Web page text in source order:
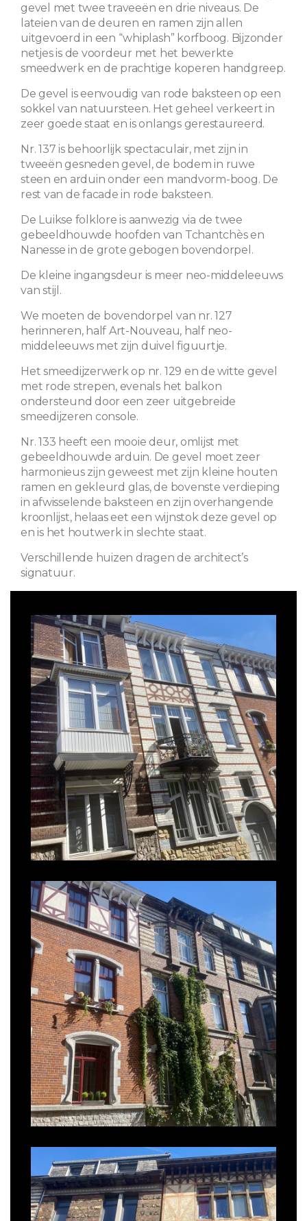
gevel met twee traveeën en drie niveaus. De
lateien van de deuren en ramen zijn allen
uitgevoerd in een “whiplash” korfboog. Bijzonder
netjes is de voordeur met het bewerkte
smeedwerk en de prachtige koperen handgreep.
De gevel is eenvoudig van rode baksteen op een
sokkel van natuursteen. Het geheel verkeert in
zeer goede staat en is onlangs gerestaureerd.
Nr. 137 is behoorlijk spectaculair, met zijn in
tweeën gesneden gevel, de bodem in ruwe
steen en arduin onder een mandvorm-boog. De
rest van de facade in rode baksteen.
De Luikse folklore is aanwezig via de twee
gebeeldhouwde hoofden van Tchantchès en
Nanesse in de grote gebogen bovendorpel.
De kleine ingangsdeur is meer neo-middeleeuws
van stijl.
We moeten de bovendorpel van nr. 127
herinneren, half Art-Nouveau, half neo-
middeleeuws met zijn duivel figuurtje.
Het smeedijzerwerk op nr. 129 en de witte gevel
met rode strepen, evenals het balkon
ondersteund door een zeer uitgebreide
smeedijzeren console.
Nr. 133 heeft een mooie deur, omlijst met
gebeeldhouwde arduin. De gevel moet zeer
harmonieus zijn geweest met zijn kleine houten
ramen en gekleurd glas, de bovenste verdieping
in afwisselende baksteen en zijn overhangende
kroonlijst, helaas eet een wijnstok deze gevel op
en is het houtwerk in slechte staat.
Verschillende huizen dragen de architect’s
signatuur.